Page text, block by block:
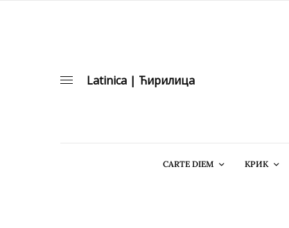
Latinica | Ћирилица
CARTE DIEM КРИК